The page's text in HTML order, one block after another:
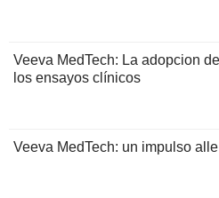
Veeva MedTech: La adopcion
los ensayos clínicos
Veeva MedTech: un impulso